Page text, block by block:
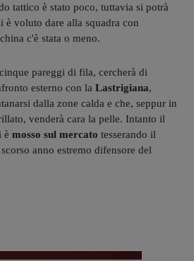
tattico è stato poco, tuttavia si potrà
è voluto dare alla squadra con
c'è stata o meno.
pareggi di fila, cercherà di
esterno con la Lastrigiana,
dalla zone calda e che, seppur in
venderà cara la pelle. Intanto il
è mosso sul mercato tesserando il
anno estremo difensore del